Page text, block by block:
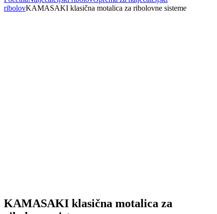
ribolovKAMASAKI klasična motalica za ribolovne sisteme
KAMASAKI klasična motalica za